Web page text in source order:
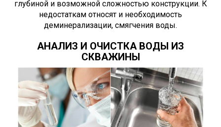
глубиной и возможной сложностью конструкции. К
недостаткам относят и необходимость
деминерализации, смягчения воды.
АНАЛИЗ И ОЧИСТКА ВОДЫ ИЗ
СКВАЖИНЫ